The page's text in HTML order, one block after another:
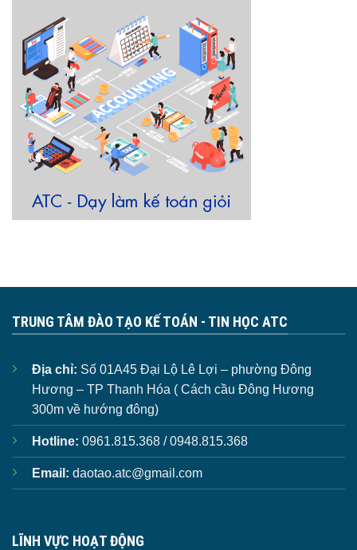
TRUNG TÂM ĐÀO TẠO KẾ TOÁN - TIN HỌC ATC
Địa chỉ: Số 01A45 Đại Lộ Lê Lợi – phường Đông
Hương – TP Thanh Hóa ( Cách cầu Đông Hương
300m về hướng đông)
Hotline: 0961.815.368 / 0948.815.368
Email: daotao.atc@gmail.com
LĨNH VỰC HOẠT ĐỘNG